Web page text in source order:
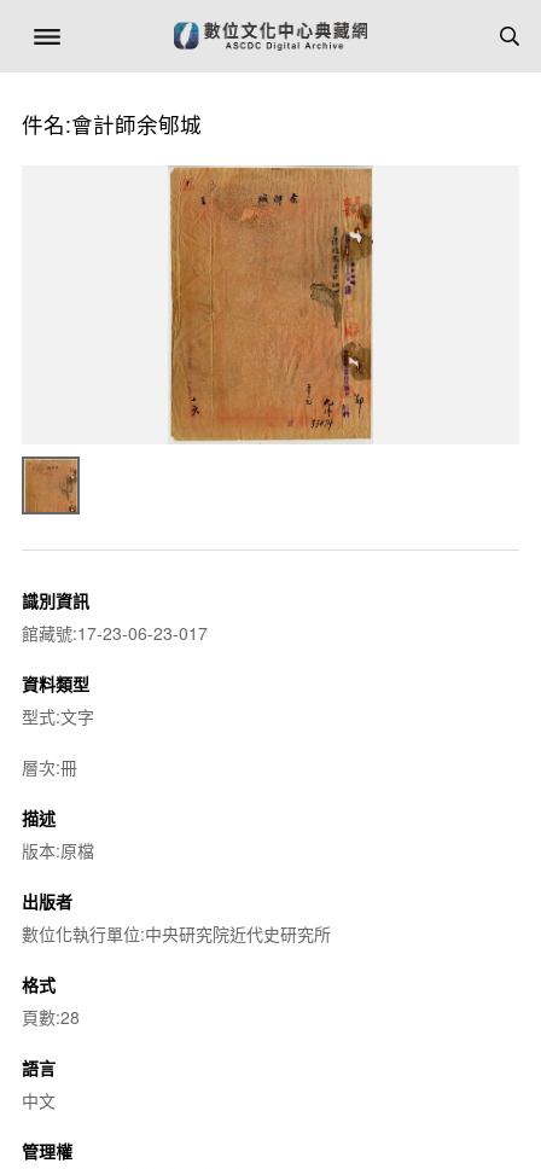
件名:會計師余郇城
識別資訊
館藏號:17-23-06-23-017
資料類型
型式:文字
層次:冊
描述
版本:原檔
出版者
數位化執行單位:中央研究院近代史研究所
格式
頁數:28
語言
中文
管理權